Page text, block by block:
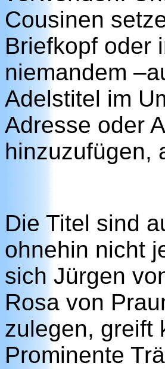
Cousinen
Briefkopf oder
niemandem
Adelstitel im
Adresse oder
hinzuzufügen,
Die Titel sind
ohnehin nicht
sich Jürgen
Rosa von
zulegen, greift
Prominente